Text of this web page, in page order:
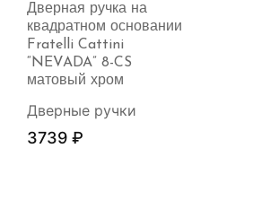
Дверная ручка на
квадратном основании
Fratelli Cattini
“NEVADA” 8-CS
матовый хром
Дверные ручки
3739 ₽